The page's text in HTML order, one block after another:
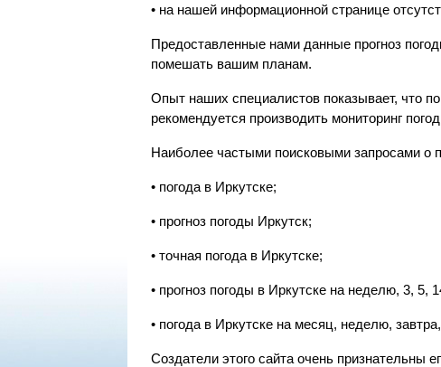
• на нашей информационной странице
Предоставленные нами данные прогноз
помешать вашим планам.
Опыт наших специалистов показывает, что
рекомендуется производить мониторинг
Наиболее частыми поисковыми запросами о
• погода в Иркутске;
• прогноз погоды Иркутск;
• точная погода в Иркутске;
• прогноз погоды в Иркутске на неделю, 3, 5,
• погода в Иркутске на месяц, неделю,
Создатели этого сайта очень признательны